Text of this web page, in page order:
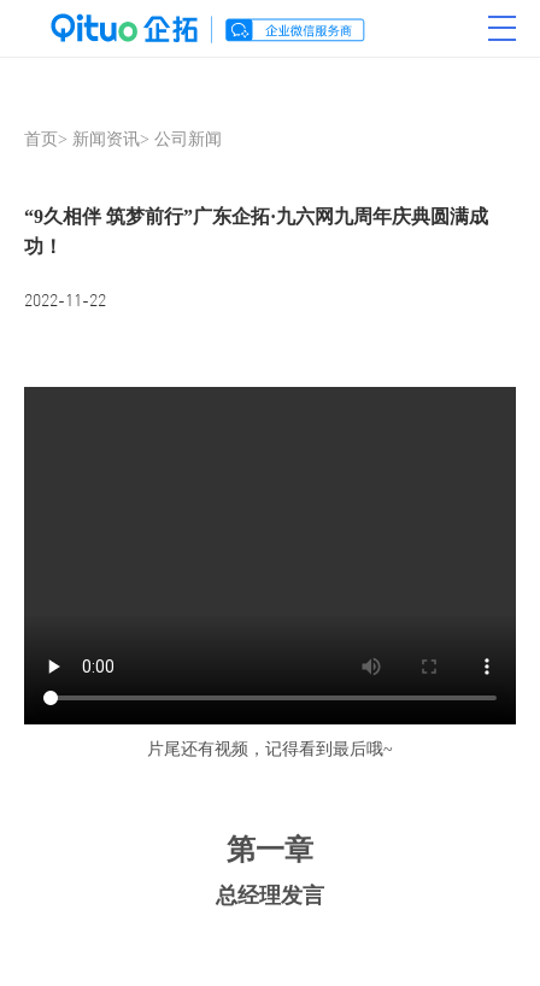
首页 > 新闻资讯> 公司新闻
“9久相伴 筑梦前行”广东企拓·九六网九周年庆典圆满成
功！
2022-11-22
片尾还有视频，记得看到最后哦~
第一章
总经理发言